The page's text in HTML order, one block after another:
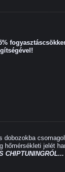
dobozokba
hőmérsékleti jelét
CHIPTUNINGRÓL...